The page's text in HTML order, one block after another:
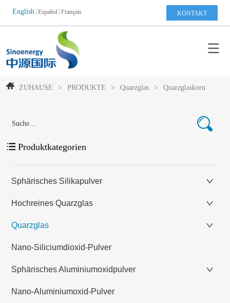
English Español Français KONTAKT
ZUHAUSE > PRODUKTE > Quarzglas > Quarzglaskorn
Produktkategorien
Sphärisches Silikapulver
Hochreines Quarzglas
Quarzglas
Nano-Siliciumdioxid-Pulver
Sphärisches Aluminiumoxidpulver
Nano-Aluminiumoxid-Pulver